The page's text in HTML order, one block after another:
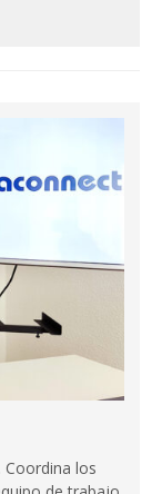
Coordina los